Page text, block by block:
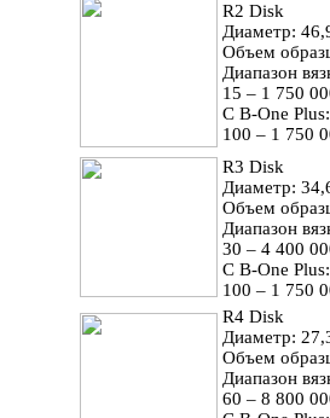
R2 Disk
Диаметр:
Объем
Диапазон
15 – 1 750
С B-One Plus:
100 – 1 750
R3 Disk
Диаметр:
Объем
Диапазон
30 – 4 400
С B-One Plus:
100 – 1 750
R4 Disk
Диаметр:
Объем
Диапазон
60 – 8 800